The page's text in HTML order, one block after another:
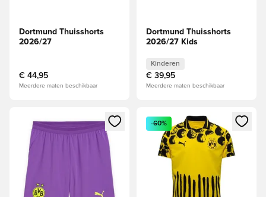
Dortmund Thuisshorts
2026/27
€ 44,95
Meerdere maten beschikbaar
Dortmund Thuisshorts
2026/27 Kids
Kinderen
€ 39,95
Meerdere maten beschikbaar
Opent een venster om in te loggen of je aan te melden als
Opent een venster om in te
-60%